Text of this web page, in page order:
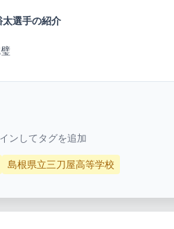
太選手の紹介
ンしてタグを追加
島根県立三刀屋高等学校